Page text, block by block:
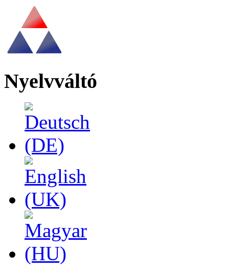
Nyelvváltó